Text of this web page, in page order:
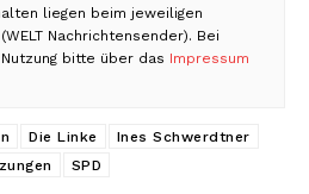
liegen beim jeweiligen
Nachrichtensender). Bei
bitte über das Impressum
Die Linke
Ines Schwerdtner
SPD